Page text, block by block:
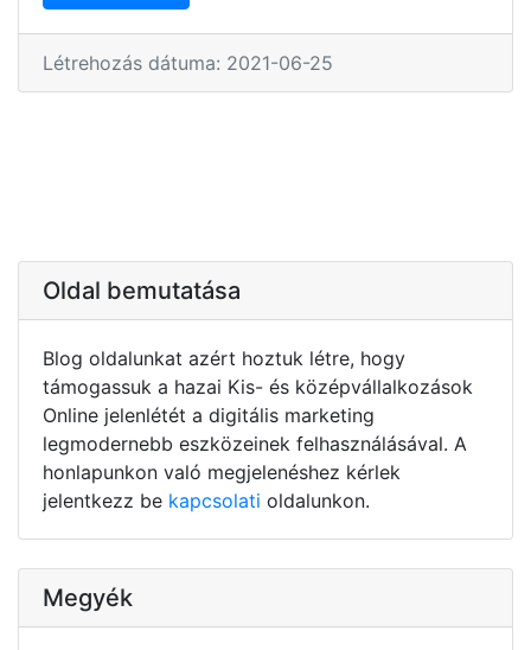
Létrehozás dátuma: 2021-06-25
Oldal bemutatása
Blog oldalunkat azért hoztuk létre, hogy
támogassuk a hazai Kis- és középvállalkozások
Online jelenlétét a digitális marketing
legmodernebb eszközeinek felhasználásával. A
honlapunkon való megjelenéshez kérlek
jelentkezz be kapcsolati oldalunkon.
Megyék